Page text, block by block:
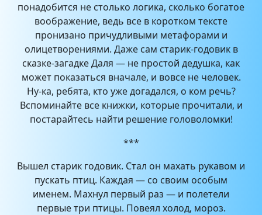
понадобится не столько логика, сколько богатое
воображение, ведь все в коротком тексте
пронизано причудливыми метафорами и
олицетворениями. Даже сам старик-годовик в
сказке-загадке Даля — не простой дедушка, как
может показаться вначале, и вовсе не человек.
Ну-ка, ребята, кто уже догадался, о ком речь?
Вспоминайте все книжки, которые прочитали, и
постарайтесь найти решение головоломки!
***
Вышел старик годовик. Стал он махать рукавом и
пускать птиц. Каждая — со своим особым
именем. Махнул первый раз — и полетели
первые три птицы. Повеял холод, мороз.